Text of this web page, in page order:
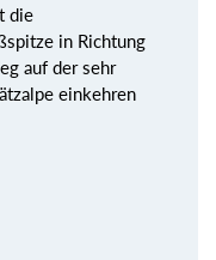
die
in Richtung
auf der sehr
einkehren